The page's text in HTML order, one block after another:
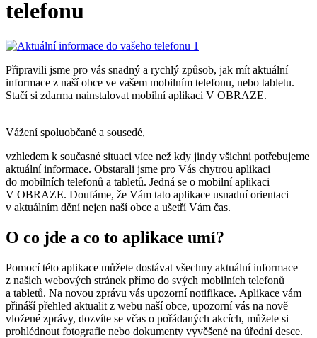
telefonu
Připravili jsme pro vás snadný a rychlý způsob, jak mít aktuální
informace z naší obce ve vašem mobilním telefonu, nebo tabletu.
Stačí si zdarma nainstalovat mobilní aplikaci V OBRAZE.
Vážení spoluobčané a sousedé,
vzhledem k současné situaci více než kdy jindy všichni potřebujeme
aktuální informace. Obstarali jsme pro Vás chytrou aplikaci
do mobilních telefonů a tabletů. Jedná se o mobilní aplikaci
V OBRAZE. Doufáme, že Vám tato aplikace usnadní orientaci
v aktuálním dění nejen naší obce a ušetří Vám čas.
O co jde a co to aplikace umí?
Pomocí této aplikace můžete dostávat všechny aktuální informace
z našich webových stránek přímo do svých mobilních telefonů
a tabletů. Na novou zprávu vás upozorní notifikace. Aplikace vám
přináší přehled aktualit z webu naší obce, upozorní vás na nově
vložené zprávy, dozvíte se včas o pořádaných akcích, můžete si
prohlédnout fotografie nebo dokumenty vyvěšené na úřední desce.